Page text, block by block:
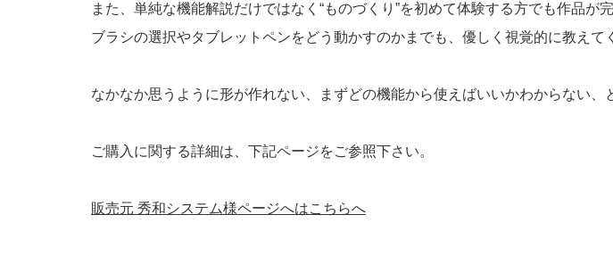
また、単純な機能解説だけではなく“ものづくり”を初めて体験する方でも作品
ブラシの選択やタブレットペンをどう動かすのかまでも、優しく視覚的に教えて
なかなか思うように形が作れない、まずどの機能から使えばいいかわからない
ご購入に関する詳細は、下記ページをご参照下さい。
販売元 秀和システム様ページへはこちらへ